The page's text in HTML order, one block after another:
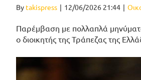
By takispress | 12/06/2026 21:44 |
Παρέμβαση με πολλαπλά μηνύματα
ο διοικητής της Τράπεζας της